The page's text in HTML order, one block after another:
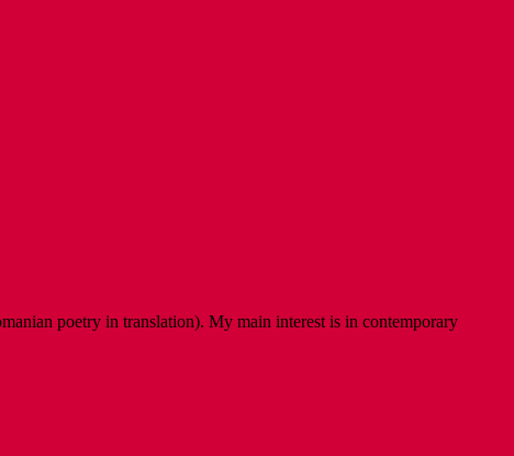
poetry in translation). My main interest is in contemporary